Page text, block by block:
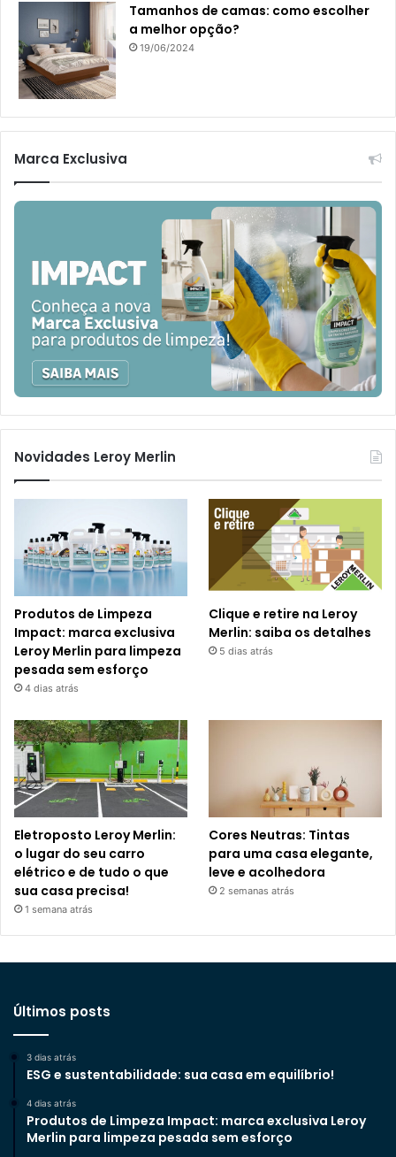
Tamanhos de camas: como escolher
a melhor opção?
19/06/2024
Marca Exclusiva
Novidades Leroy Merlin
Produtos de Limpeza
Impact: marca exclusiva
Leroy Merlin para limpeza
pesada sem esforço
4 dias atrás
Clique e retire na Leroy
Merlin: saiba os detalhes
5 dias atrás
Eletroposto Leroy Merlin:
o lugar do seu carro
elétrico e de tudo o que
sua casa precisa!
1 semana atrás
Cores Neutras: Tintas
para uma casa elegante,
leve e acolhedora
2 semanas atrás
Últimos posts
3 dias atrás
ESG e sustentabilidade: sua casa em equilíbrio!
4 dias atrás
Produtos de Limpeza Impact: marca exclusiva Leroy
Merlin para limpeza pesada sem esforço